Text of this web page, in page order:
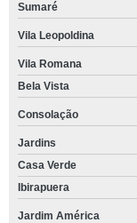
Sumaré
Vila Leopoldina
Vila Romana
Bela Vista
Consolação
Jardins
Casa Verde
Ibirapuera
Jardim América